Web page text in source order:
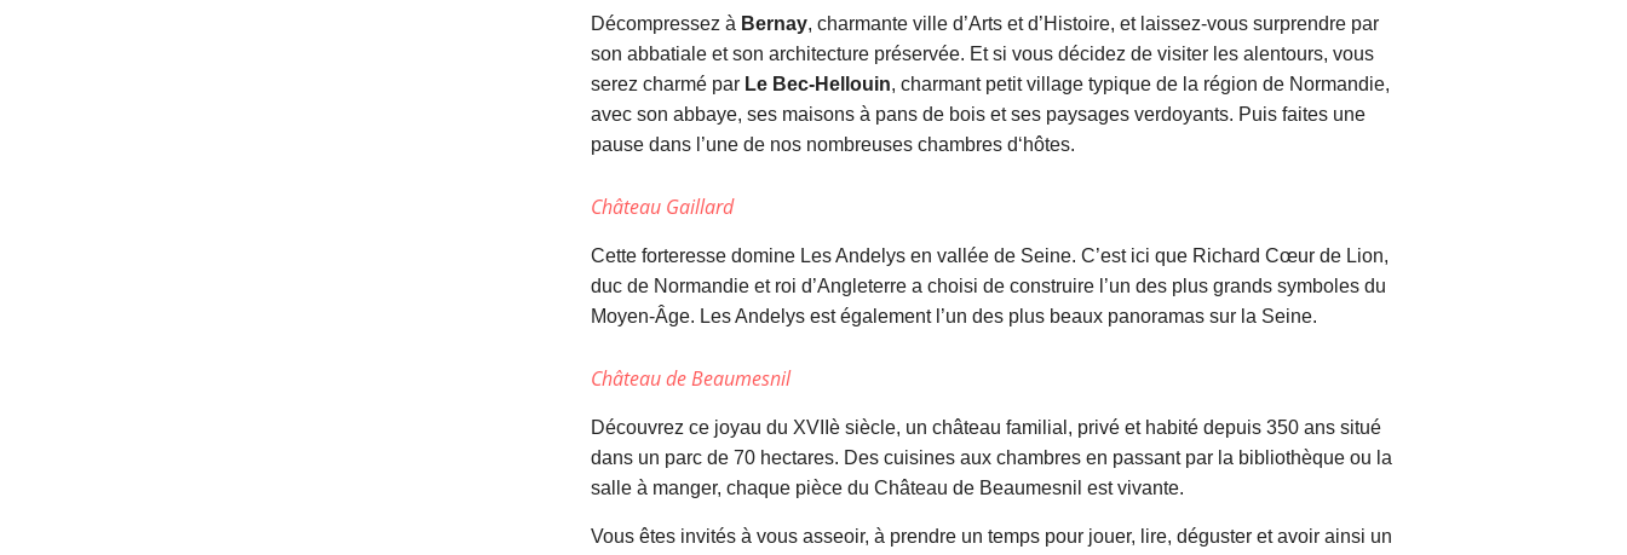
Décompressez à Bernay, charmante ville d’Arts et d’Histoire, et laissez-vous surprendre par
son abbatiale et son architecture préservée. Et si vous décidez de visiter les alentours, vous
serez charmé par Le Bec-Hellouin, charmant petit village typique de la région de Normandie,
avec son abbaye, ses maisons à pans de bois et ses paysages verdoyants. Puis faites une
pause dans l’une de nos nombreuses chambres d‘hôtes.
Château Gaillard
Cette forteresse domine Les Andelys en vallée de Seine. C’est ici que Richard Cœur de Lion,
duc de Normandie et roi d’Angleterre a choisi de construire l’un des plus grands symboles du
Moyen-Âge. Les Andelys est également l’un des plus beaux panoramas sur la Seine.
Château de Beaumesnil
Découvrez ce joyau du XVIIè siècle, un château familial, privé et habité depuis 350 ans situé
dans un parc de 70 hectares. Des cuisines aux chambres en passant par la bibliothèque ou la
salle à manger, chaque pièce du Château de Beaumesnil est vivante.
Vous êtes invités à vous asseoir, à prendre un temps pour jouer, lire, déguster et avoir ainsi un